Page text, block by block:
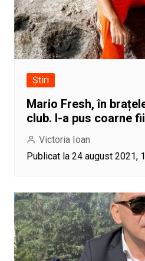
Știri
Mario Fresh, în
club. I-a pus coarne
Victoria Ioan
Publicat la 24 august 2021,